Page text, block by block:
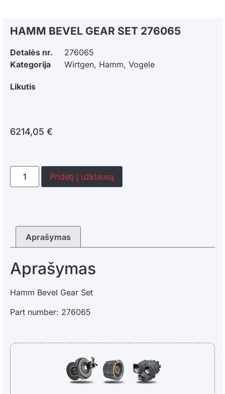
HAMM BEVEL GEAR SET 276065
Detalės nr.
276065
Kategorija
Wirtgen, Hamm, Vogele
Likutis
6214,05 €
Pridėtį į užklausą
Aprašymas
Aprašymas
Hamm Bevel Gear Set
Part number: 276065